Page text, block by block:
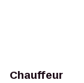
Chauffeur